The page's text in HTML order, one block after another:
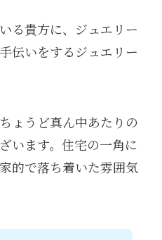
る貴方に、ジュエリー
伝いをするジュエリー
ょうど真ん中あたりの
います。住宅の一角に
的で落ち着いた雰囲気